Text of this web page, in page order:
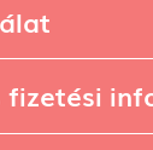
fizetési